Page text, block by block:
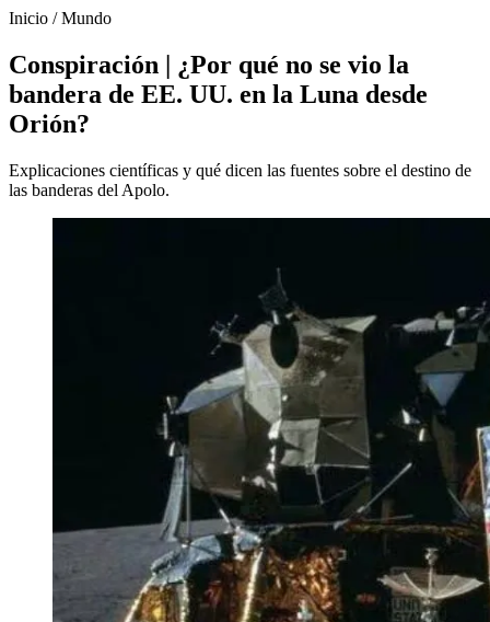
Inicio /Mundo
Conspiración | ¿Por qué no se vio la
bandera de EE. UU. en la Luna desde
Orión?
Explicaciones científicas y qué dicen las fuentes sobre el destino de
las banderas del Apolo.